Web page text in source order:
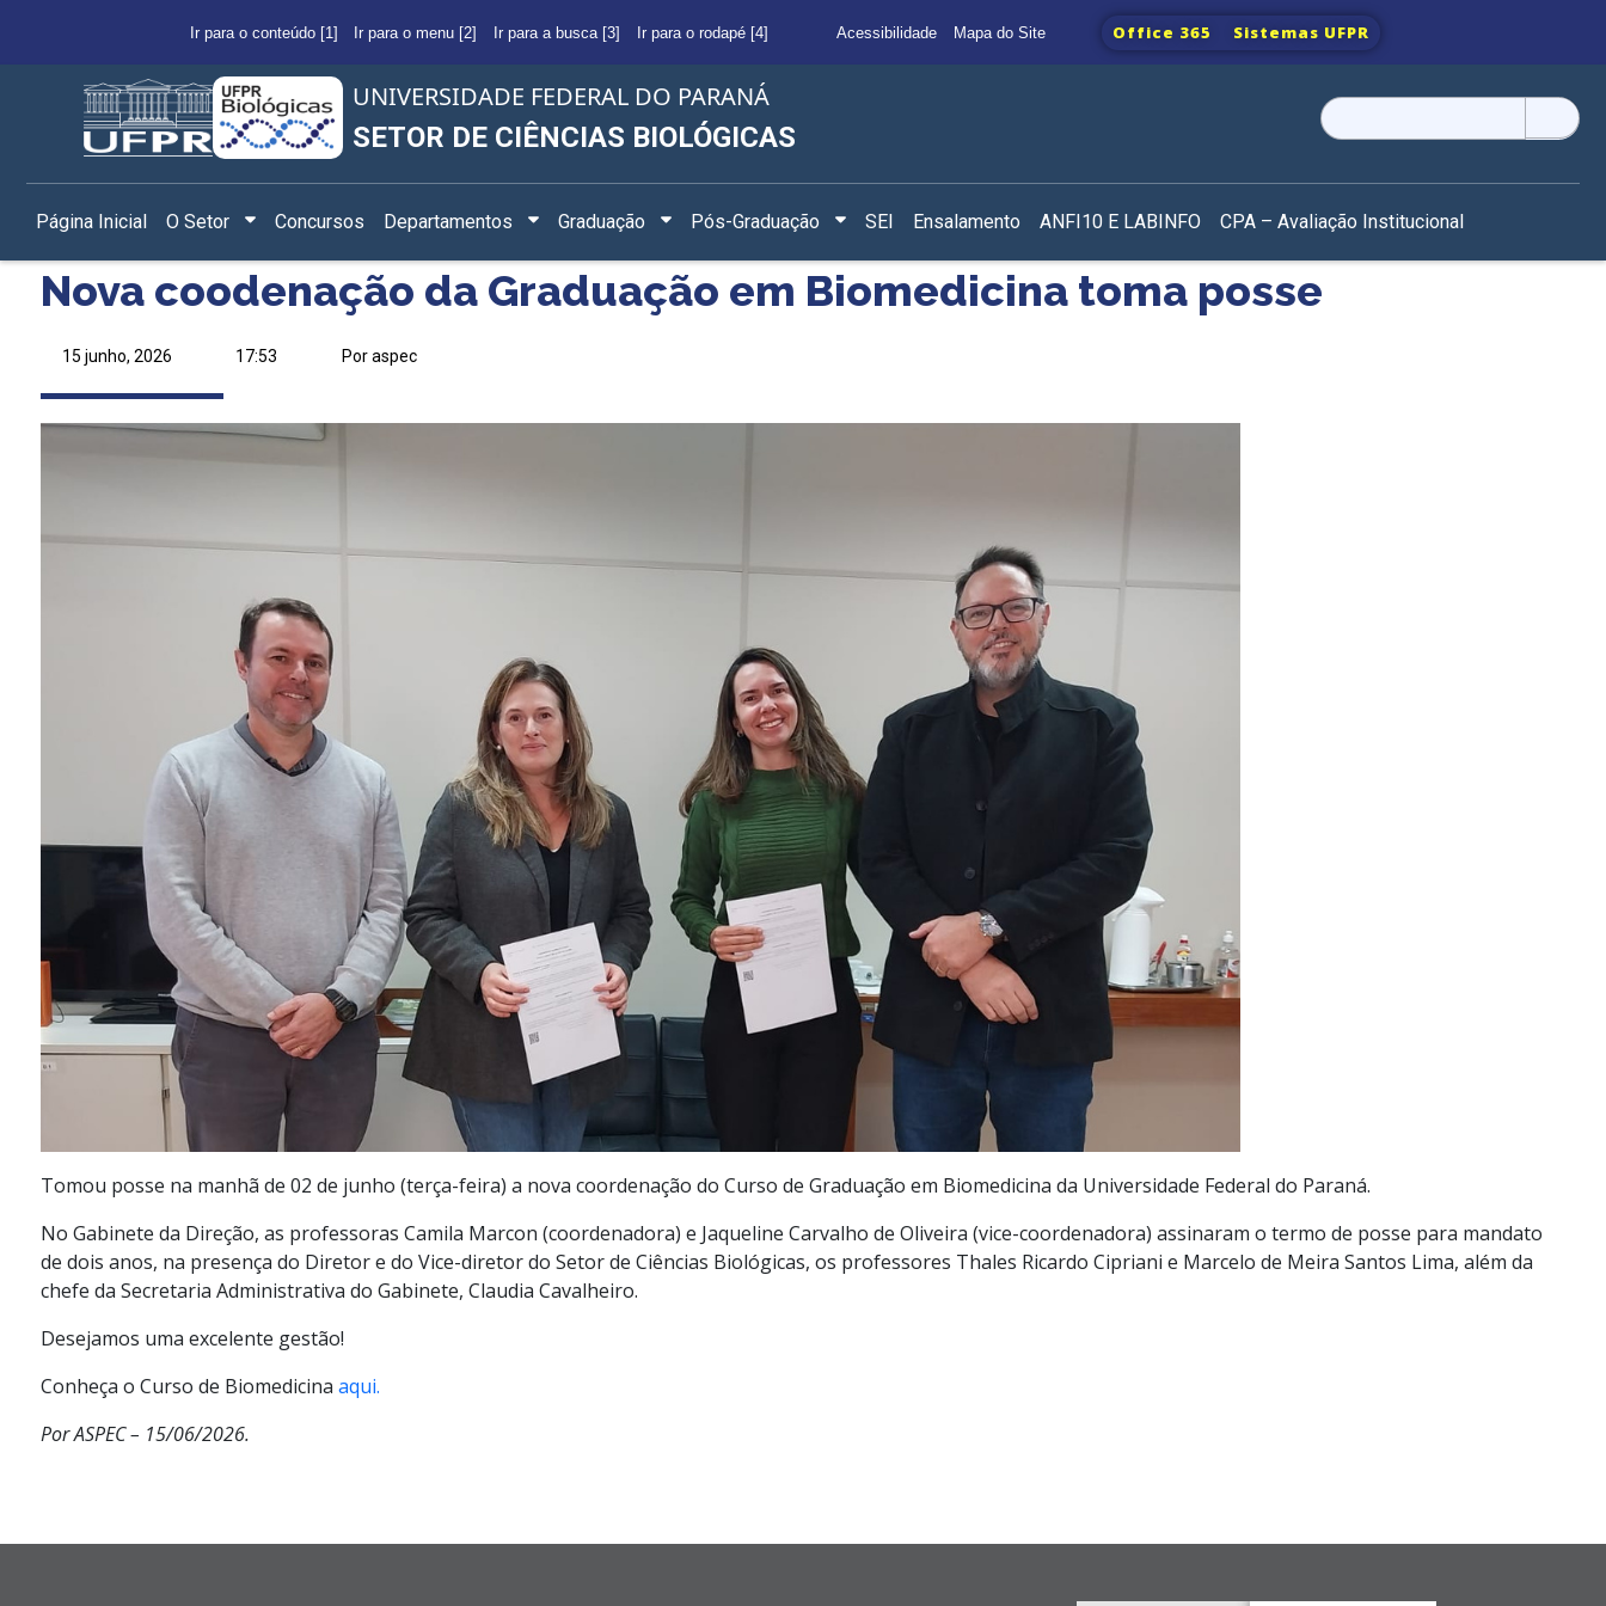
Ir para o conteúdo [1] Ir para o menu [2] Ir para a busca [3] Ir para o rodapé [4] Acessibilidade Mapa do Site Office 365 Sistemas UFPR
UNIVERSIDADE FEDERAL DO PARANÁ
SETOR DE CIÊNCIAS BIOLÓGICAS
Pesquisar
por:
Página Inicial O Setor Concursos Departamentos Graduação Pós-Graduação SEI Ensalamento ANFI10 E LABINFO CPA – Avaliação Institucional
Nova coodenação da Graduação em Biomedicina toma posse
15 junho, 2026 17:53 Por aspec
Tomou posse na manhã de 02 de junho (terça-feira) a nova coordenação do Curso de Graduação em Biomedicina da Universidade Federal do Paraná.
No Gabinete da Direção, as professoras Camila Marcon (coordenadora) e Jaqueline Carvalho de Oliveira (vice-coordenadora) assinaram o termo de posse para mandato
de dois anos, na presença do Diretor e do Vice-diretor do Setor de Ciências Biológicas, os professores Thales Ricardo Cipriani e Marcelo de Meira Santos Lima, além da
chefe da Secretaria Administrativa do Gabinete, Claudia Cavalheiro.
Desejamos uma excelente gestão!
Conheça o Curso de Biomedicina aqui.
Por ASPEC – 15/06/2026.